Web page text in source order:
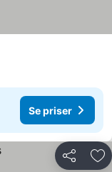
Se priser
Dela